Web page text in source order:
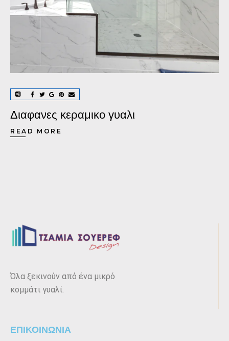
Διαφανες κεραμικο γυαλι
READ MORE
Όλα ξεκινούν από ένα μικρό
κομμάτι γυαλί.
ΕΠΙΚΟΙΝΩΝΙΑ